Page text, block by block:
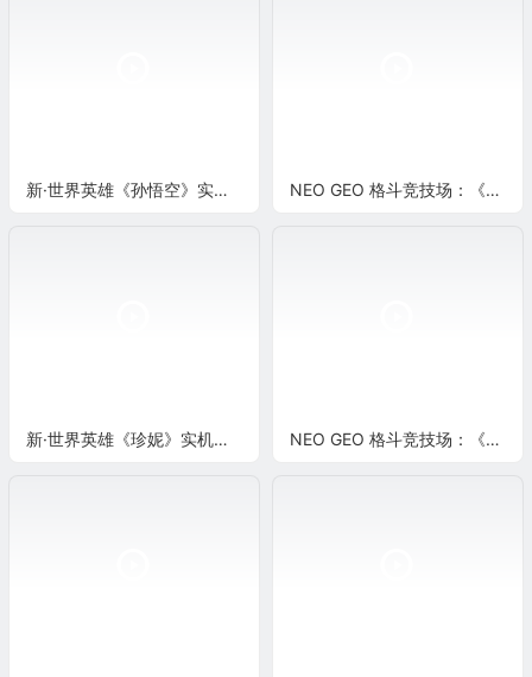
新·世界英雄《孙悟空》实机演示 NEO GEO 格斗竞技场：《罗伯特》超必杀演示
新·世界英雄《珍妮》实机演示 NEO GEO 格斗竞技场：《御名方守矢》超必杀演示